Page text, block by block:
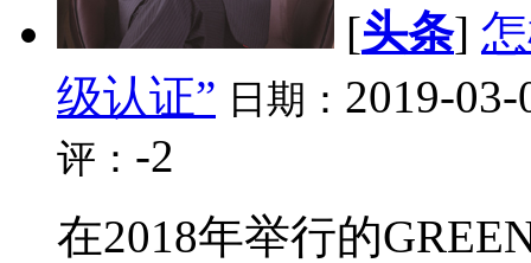
[头条]
级认证” 日期： 2019-
评： -2
在2018年举行的